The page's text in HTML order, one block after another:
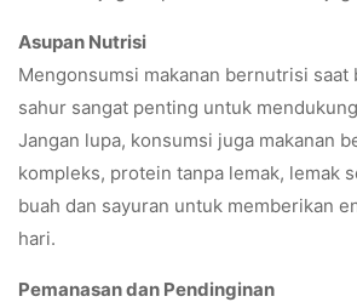
Asupan Nutrisi
Mengonsumsi makanan bernutrisi saat
sahur sangat penting untuk
Jangan lupa, konsumsi juga makanan
kompleks, protein tanpa lemak, lemak
buah dan sayuran untuk memberikan
hari.
Pemanasan dan Pendinginan